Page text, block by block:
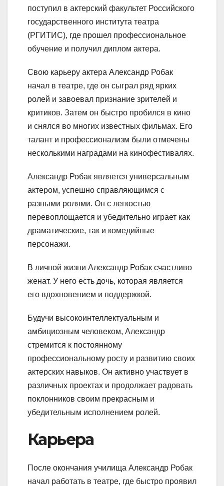
поступил в актерский факультет Российского
государственного института театра
(РГИТИС), где прошел профессиональное
обучение и получил диплом актера.
Свою карьеру актера Александр Робак
начал в театре, где он сыграл ряд ярких
ролей и завоевал признание зрителей и
критиков. Затем он быстро пробился в кино
и снялся во многих известных фильмах. Его
талант и профессионализм были отмечены
несколькими наградами на кинофестивалях.
Александр Робак является универсальным
актером, успешно справляющимся с
разными ролями. Он с легкостью
перевоплощается и убедительно играет как
драматические, так и комедийные
персонажи.
В личной жизни Александр Робак счастливо
женат. У него есть дочь, которая является
его вдохновением и поддержкой.
Будучи высокоинтеллектуальным и
амбициозным человеком, Александр
стремится к постоянному
профессиональному росту и развитию своих
актерских навыков. Он активно участвует в
различных проектах и продолжает радовать
поклонников своим прекрасным и
убедительным исполнением ролей.
Карьера
После окончания училища Александр Робак
начал работать в театре, где быстро проявил